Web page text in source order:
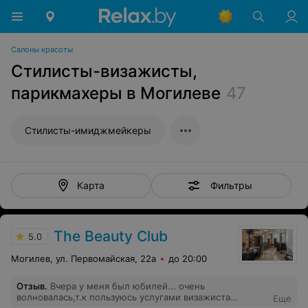
Салоны красоты
Стилисты-визажисты,
парикмахеры в Могилеве 47
Стилисты-имиджмейкеры
Карта Фильтры
5.0 The Beauty Club
Могилев, ул. Первомайская, 22а до 20:00
Отзыв. Вчера у меня был юбилей... очень
волновалась,т.к пользуюсь услугами визажиста
Еще